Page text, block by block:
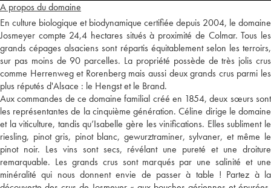
A propos du domaine
En culture biologique et biodynamique certifiée depuis 2004, le domaine
Josmeyer compte 24,4 hectares situés à proximité de Colmar. Tous les
grands cépages alsaciens sont répartis équitablement selon les terroirs,
sur pas moins de 90 parcelles. La propriété possède de très jolis crus
comme Herrenweg et Rorenberg mais aussi deux grands crus parmi les
plus réputés d'Alsace : le Hengst et le Brand.
Aux commandes de ce domaine familial créé en 1854, deux sœurs sont
les représentantes de la cinquième génération. Céline dirige le domaine
et la viticulture, tandis qu’Isabelle gère les vinifications. Elles subliment le
riesling, pinot gris, pinot blanc, gewurztraminer, sylvaner, et même le
pinot noir. Les vins sont secs, révélant une pureté et une droiture
remarquable. Les grands crus sont marqués par une salinité et une
minéralité qui nous donnent envie de passer à table ! Partez à la